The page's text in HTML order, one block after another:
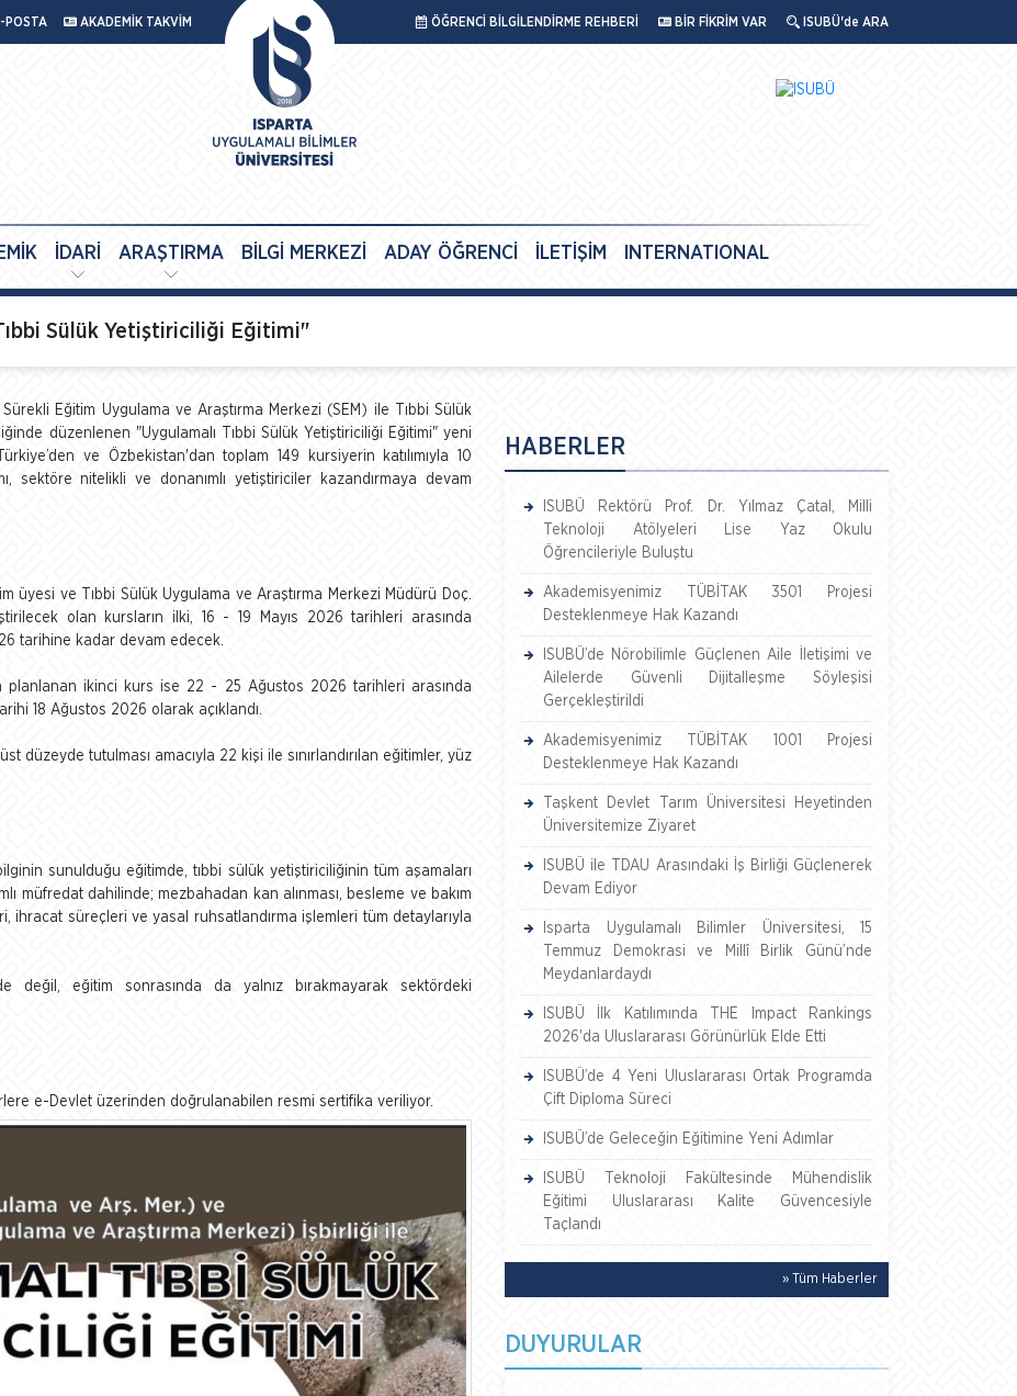
POSTA AKADEMİK TAKVİM ÖĞRENCİ BİLGİLENDİRME REHBERİ BİR FİKRİM VAR ISUBÜ'de ARA
İDARİ ARAŞTIRMA BİLGİ MERKEZİ ADAY ÖĞRENCİ İLETİŞİM INTERNATIONAL
Tıbbi Sülük Yetiştiriciliği Eğitimi"
Eğitim Uygulama ve Araştırma Merkezi (SEM) ile Tıbbi Sülük
düzenlenen "Uygulamalı Tıbbi Sülük Yetiştiriciliği Eğitimi" yeni
ve Özbekistan'dan toplam 149 kursiyerin katılımıyla 10
sektöre nitelikli ve donanımlı yetiştiriciler kazandırmaya devam
üyesi ve Tıbbi Sülük Uygulama ve Araştırma Merkezi Müdürü Doç.
olan kursların ilki, 16 - 19 Mayıs 2026 tarihleri arasında
tarihine kadar devam edecek.
planlanan ikinci kurs ise 22 - 25 Ağustos 2026 tarihleri arasında
18 Ağustos 2026 olarak açıklandı.
düzeyde tutulması amacıyla 22 kişi ile sınırlandırılan eğitimler, yüz
sunulduğu eğitimde, tıbbi sülük yetiştiriciliğinin tüm aşamaları
müfredat dahilinde; mezbahadan kan alınması, besleme ve bakım
ihracat süreçleri ve yasal ruhsatlandırma işlemleri tüm detaylarıyla
değil, eğitim sonrasında da yalnız bırakmayarak sektördeki
e-Devlet üzerinden doğrulanabilen resmi sertifika veriliyor.
HABERLER
ISUBÜ Rektörü Prof. Dr. Yılmaz Çatal, Milli
Teknoloji Atölyeleri Lise Yaz Okulu
Öğrencileriyle Buluştu
Akademisyenimiz TÜBİTAK 3501 Projesi
Desteklenmeye Hak Kazandı
ISUBÜ’de Nörobilimle Güçlenen Aile İletişimi ve
Ailelerde Güvenli Dijitalleşme Söyleşisi
Gerçekleştirildi
Akademisyenimiz TÜBİTAK 1001 Projesi
Desteklenmeye Hak Kazandı
Taşkent Devlet Tarım Üniversitesi Heyetinden
Üniversitemize Ziyaret
ISUBÜ ile TDAU Arasındaki İş Birliği Güçlenerek
Devam Ediyor
Isparta Uygulamalı Bilimler Üniversitesi, 15
Temmuz Demokrasi ve Millî Birlik Günü’nde
Meydanlardaydı
ISUBÜ İlk Katılımında THE Impact Rankings
2026'da Uluslararası Görünürlük Elde Etti
ISUBÜ’de 4 Yeni Uluslararası Ortak Programda
Çift Diploma Süreci
ISUBÜ’de Geleceğin Eğitimine Yeni Adımlar
ISUBÜ Teknoloji Fakültesinde Mühendislik
Eğitimi Uluslararası Kalite Güvencesiyle
Taçlandı
» Tüm Haberler
DUYURULAR